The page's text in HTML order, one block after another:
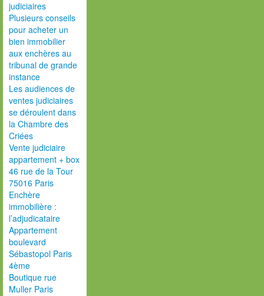
judiciaires
Plusieurs conseils
pour acheter un
bien immobilier
aux enchères au
tribunal de grande
instance
Les audiences de
ventes judiciaires
se déroulent dans
la Chambre des
Criées
Vente judiciaire
appartement + box
46 rue de la Tour
75016 Paris
Enchère
immobilière :
l’adjudicataire
Appartement
boulevard
Sébastopol Paris
4ème
Boutique rue
Muller Paris